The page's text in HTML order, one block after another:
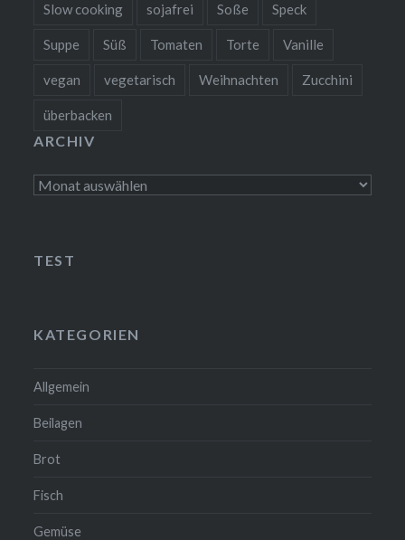
Slow cooking sojafrei Soße Speck
Suppe Süß Tomaten Torte Vanille
vegan vegetarisch Weihnachten Zucchini
überbacken
ARCHIV
Archiv
TEST
❆
KATEGORIEN
Allgemein
Beilagen
Brot
Fisch
Gemüse